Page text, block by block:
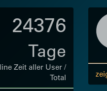
24376
Tage
Zeit aller User /
Total